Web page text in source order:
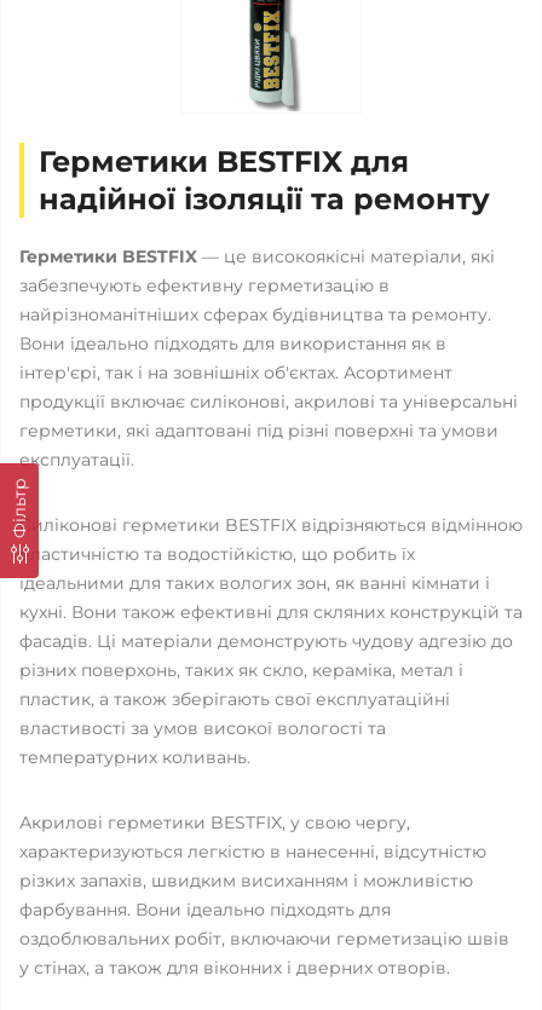
Фільтр
Герметики BESTFIX для
надійної ізоляції та ремонту
Герметики BESTFIX — це високоякісні матеріали, які
забезпечують ефективну герметизацію в
найрізноманітніших сферах будівництва та ремонту.
Вони ідеально підходять для використання як в
інтер'єрі, так і на зовнішніх об'єктах. Асортимент
продукції включає силіконові, акрилові та універсальні
герметики, які адаптовані під різні поверхні та умови
експлуатації.
Силіконові герметики BESTFIX відрізняються відмінною
еластичністю та водостійкістю, що робить їх
ідеальними для таких вологих зон, як ванні кімнати і
кухні. Вони також ефективні для скляних конструкцій та
фасадів. Ці матеріали демонструють чудову адгезію до
різних поверхонь, таких як скло, кераміка, метал і
пластик, а також зберігають свої експлуатаційні
властивості за умов високої вологості та
температурних коливань.
Акрилові герметики BESTFIX, у свою чергу,
характеризуються легкістю в нанесенні, відсутністю
різких запахів, швидким висиханням і можливістю
фарбування. Вони ідеально підходять для
оздоблювальних робіт, включаючи герметизацію швів
у стінах, а також для віконних і дверних отворів.